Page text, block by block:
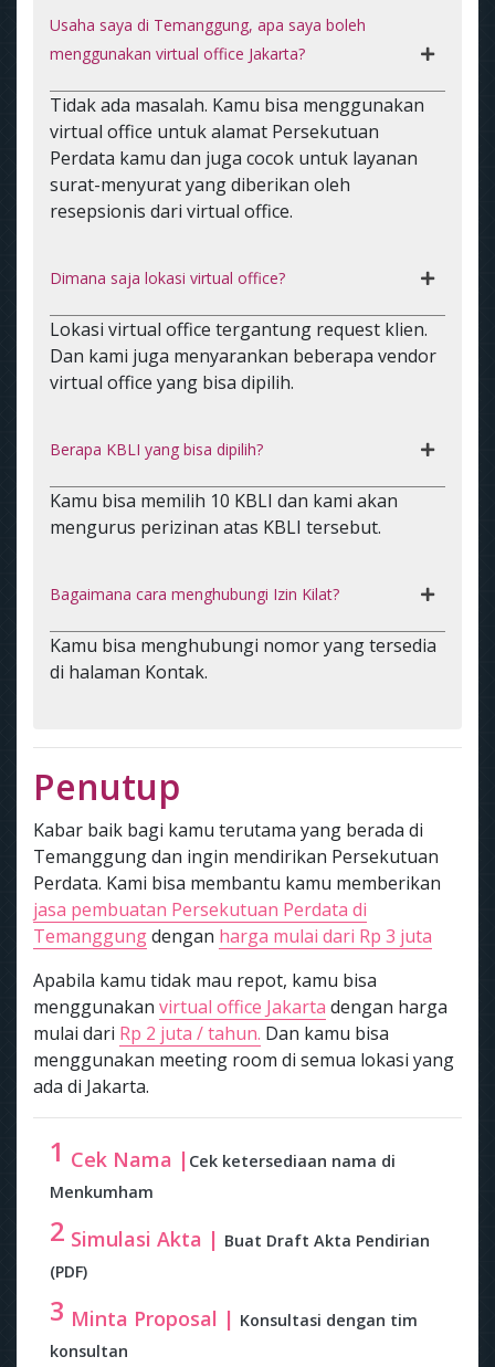
Usaha saya di Temanggung, apa saya boleh
menggunakan virtual office Jakarta?
Tidak ada masalah. Kamu bisa menggunakan
virtual office untuk alamat Persekutuan
Perdata kamu dan juga cocok untuk layanan
surat-menyurat yang diberikan oleh
resepsionis dari virtual office.
Dimana saja lokasi virtual office?
Lokasi virtual office tergantung request klien.
Dan kami juga menyarankan beberapa vendor
virtual office yang bisa dipilih.
Berapa KBLI yang bisa dipilih?
Kamu bisa memilih 10 KBLI dan kami akan
mengurus perizinan atas KBLI tersebut.
Bagaimana cara menghubungi Izin Kilat?
Kamu bisa menghubungi nomor yang tersedia
di halaman Kontak.
Penutup
Kabar baik bagi kamu terutama yang berada di
Temanggung dan ingin mendirikan Persekutuan
Perdata. Kami bisa membantu kamu memberikan
jasa pembuatan Persekutuan Perdata di
Temanggungdengan harga mulai dari Rp 3 juta
Apabila kamu tidak mau repot, kamu bisa
menggunakan virtual office Jakarta dengan harga
mulai dari Rp 2 juta / tahun. Dan kamu bisa
menggunakan meeting room di semua lokasi yang
ada di Jakarta.
1 Cek Nama | Cek ketersediaan nama di
Menkumham
2 Simulasi Akta | Buat Draft Akta Pendirian
(PDF)
3 Minta Proposal | Konsultasi dengan tim
konsultan